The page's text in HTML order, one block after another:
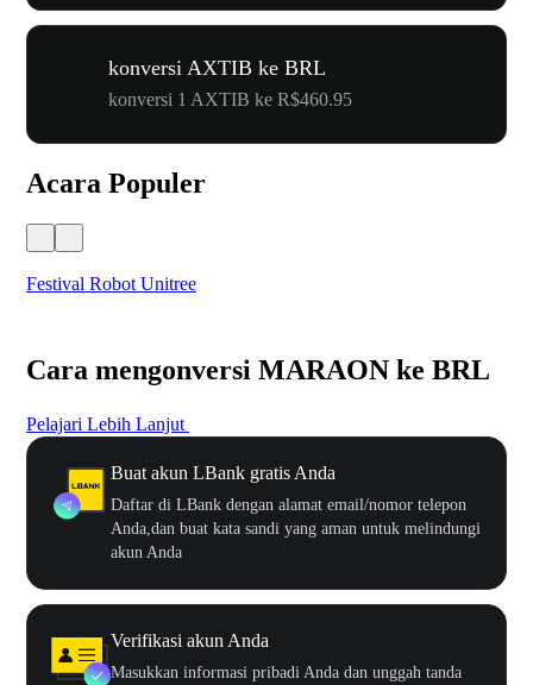
konversi AXTIB ke BRL
konversi 1 AXTIB ke R$460.95
Acara Populer
Festival Robot Unitree
Cara mengonversi MARAON ke BRL
Pelajari Lebih Lanjut
Buat akun LBank gratis Anda
Daftar di LBank dengan alamat email/nomor telepon
Anda,dan buat kata sandi yang aman untuk melindungi
akun Anda
Verifikasi akun Anda
Masukkan informasi pribadi Anda dan unggah tanda